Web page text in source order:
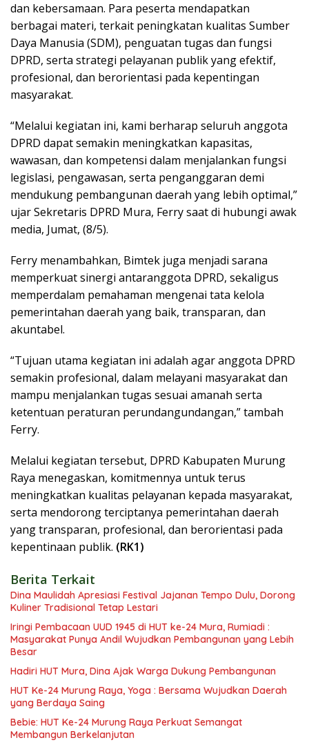
dan kebersamaan. Para peserta mendapatkan
berbagai materi, terkait peningkatan kualitas Sumber
Daya Manusia (SDM), penguatan tugas dan fungsi
DPRD, serta strategi pelayanan publik yang efektif,
profesional, dan berorientasi pada kepentingan
masyarakat.
“Melalui kegiatan ini, kami berharap seluruh anggota
DPRD dapat semakin meningkatkan kapasitas,
wawasan, dan kompetensi dalam menjalankan fungsi
legislasi, pengawasan, serta penganggaran demi
mendukung pembangunan daerah yang lebih optimal,”
ujar Sekretaris DPRD Mura, Ferry saat di hubungi awak
media, Jumat, (8/5).
Ferry menambahkan, Bimtek juga menjadi sarana
memperkuat sinergi antaranggota DPRD, sekaligus
memperdalam pemahaman mengenai tata kelola
pemerintahan daerah yang baik, transparan, dan
akuntabel.
“Tujuan utama kegiatan ini adalah agar anggota DPRD
semakin profesional, dalam melayani masyarakat dan
mampu menjalankan tugas sesuai amanah serta
ketentuan peraturan perundangundangan,” tambah
Ferry.
Melalui kegiatan tersebut, DPRD Kabupaten Murung
Raya menegaskan, komitmennya untuk terus
meningkatkan kualitas pelayanan kepada masyarakat,
serta mendorong terciptanya pemerintahan daerah
yang transparan, profesional, dan berorientasi pada
kepentinaan publik. (RK1)
Berita Terkait
Dina Maulidah Apresiasi Festival Jajanan Tempo Dulu, Dorong
Kuliner Tradisional Tetap Lestari
Iringi Pembacaan UUD 1945 di HUT ke-24 Mura, Rumiadi :
Masyarakat Punya Andil Wujudkan Pembangunan yang Lebih
Besar
Hadiri HUT Mura, Dina Ajak Warga Dukung Pembangunan
HUT Ke-24 Murung Raya, Yoga : Bersama Wujudkan Daerah
yang Berdaya Saing
Bebie: HUT Ke-24 Murung Raya Perkuat Semangat
Membangun Berkelanjutan